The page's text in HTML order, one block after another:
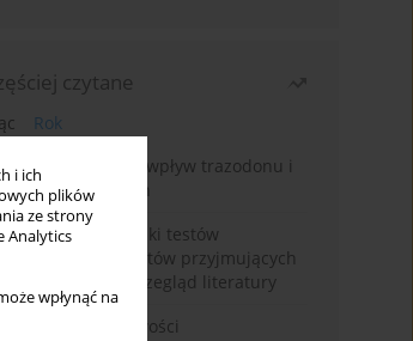
i ich
plików
ze strony
Analytics
wpłynąć na
czytane
Rok
bezsenności – wpływ trazodonu i
nasennych na sen
dodatnie wyniki testów
u pacjentów przyjmujących
– przegląd literatury
– właściwości